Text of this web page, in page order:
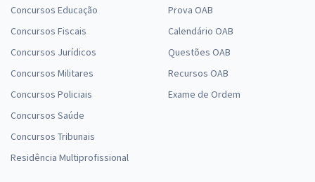
Concursos Educação
Concursos Fiscais
Concursos Jurídicos
Concursos Militares
Concursos Policiais
Concursos Saúde
Concursos Tribunais
Residência Multiprofissional
Prova OAB
Calendário OAB
Questões OAB
Recursos OAB
Exame de Ordem